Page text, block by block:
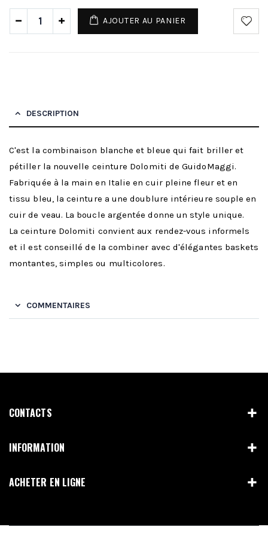
AJOUTER AU PANIER
DESCRIPTION
C'est la combinaison blanche et bleue qui fait briller et
pétiller la nouvelle ceinture Dolomiti de GuidoMaggi.
Fabriquée à la main en Italie en cuir pleine fleur et en
tissu bleu, la ceinture a une doublure intérieure souple en
cuir de veau. La boucle argentée donne un style unique.
La ceinture Dolomiti convient aux rendez-vous informels
et il est conseillé de la combiner avec d'élégantes baskets
montantes, simples ou multicolores.
COMMENTAIRES
CONTACTS
INFORMATION
ACHETER EN LIGNE